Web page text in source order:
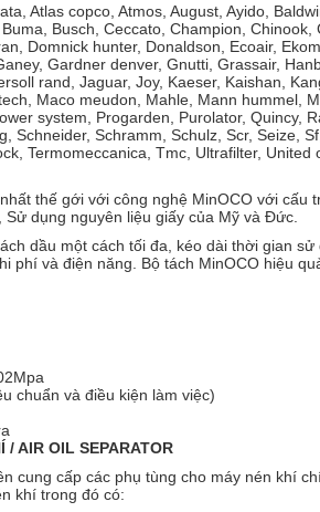
Atlas copco, Atmos, August, Ayido,
Busch, Ceccato, Champion, Chinook,
Domnick hunter, Donaldson, Ecoair,
Gardner denver, Gnutti, Grassair,
rand, Jaguar, Joy, Kaeser, Kaishan,
Maco meudon, Mahle, Mann hummel,
system, Progarden, Purolator, Quincy,
Schneider, Schramm, Schulz, Scr, Seize,
Termomeccanica, Tmc, Ultrafilter, United
thế gới với công nghệ MinOCO với cấu
dụng nguyên liệu giấy của Mỹ và Đức.
dầu một cách tối đa, kéo dài thời gian
phí và điện năng. Bộ tách MinOCO hiệu
chuẩn và điều kiện làm việc)
/ AIR OIL SEPARATOR
cung cấp các phụ tùng cho máy nén khí
khí trong đó có: